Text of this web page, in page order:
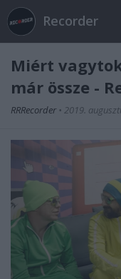
Recorder
Miért
már össze -
RRRecorder • 2019.